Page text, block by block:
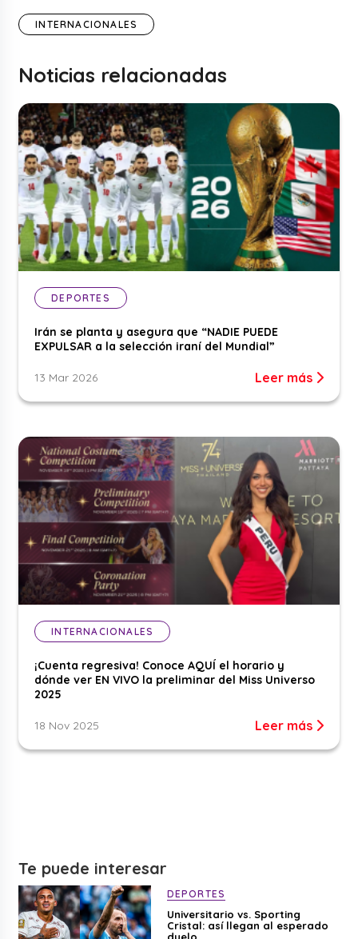
INTERNACIONALES
Noticias relacionadas
DEPORTES
Irán se planta y asegura que “NADIE PUEDE
EXPULSAR a la selección iraní del Mundial”
13 Mar 2026 Leer más
INTERNACIONALES
¡Cuenta regresiva! Conoce AQUÍ el horario y
dónde ver EN VIVO la preliminar del Miss Universo
2025
18 Nov 2025 Leer más
Te puede interesar
DEPORTES
Universitario vs. Sporting
Cristal: así llegan al esperado